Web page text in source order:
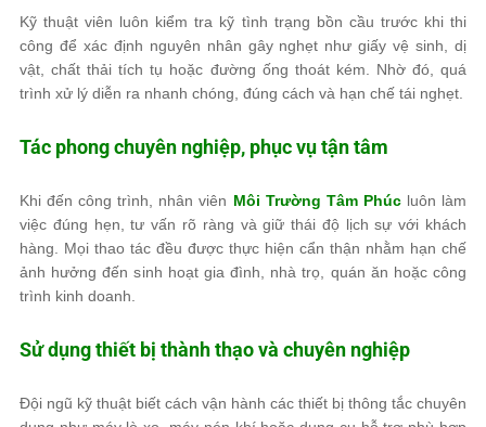
Kỹ thuật viên luôn kiểm tra kỹ tình trạng bồn cầu trước khi thi
công để xác định nguyên nhân gây nghẹt như giấy vệ sinh, dị
vật, chất thải tích tụ hoặc đường ống thoát kém. Nhờ đó, quá
trình xử lý diễn ra nhanh chóng, đúng cách và hạn chế tái nghẹt.
Tác phong chuyên nghiệp, phục vụ tận tâm
Khi đến công trình, nhân viên Môi Trường Tâm Phúcluôn làm
việc đúng hẹn, tư vấn rõ ràng và giữ thái độ lịch sự với khách
hàng. Mọi thao tác đều được thực hiện cẩn thận nhằm hạn chế
ảnh hưởng đến sinh hoạt gia đình, nhà trọ, quán ăn hoặc công
trình kinh doanh.
Sử dụng thiết bị thành thạo và chuyên nghiệp
Đội ngũ kỹ thuật biết cách vận hành các thiết bị thông tắc chuyên